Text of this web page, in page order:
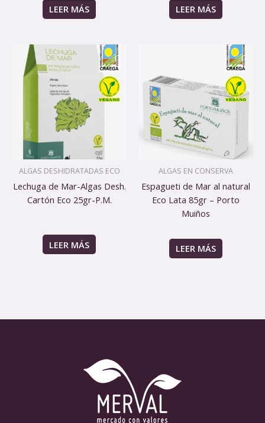
LEER MÁS LEER MÁS
ALGAS DESHIDRATADAS ECO
Lechuga de Mar-Algas Desh.
Cartón Eco 25gr-P.M.
LEER MÁS
ALGAS EN CONSERVA
Espagueti de Mar al natural
Eco Lata 85gr – Porto
Muiños
LEER MÁS